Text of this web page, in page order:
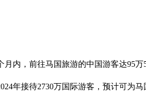
内，前往马国旅游的中国游客达95万
年接待2730万国际游客，预计可为